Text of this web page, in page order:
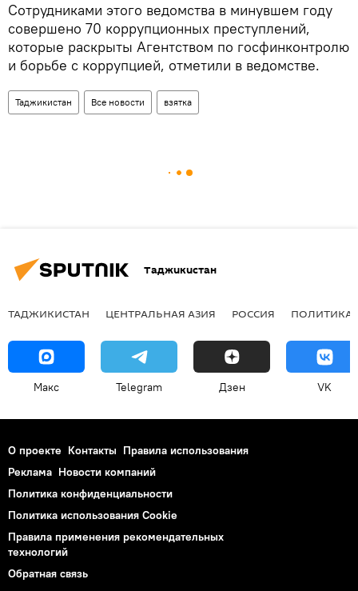
Сотрудниками этого ведомства в минувшем году
совершено 70 коррупционных преступлений,
которые раскрыты Агентством по госфинконтролю
и борьбе с коррупцией, отметили в ведомстве.
Таджикистан Все новости взятка
Таджикистан
ТАДЖИКИСТАН ЦЕНТРАЛЬНАЯ АЗИЯ РОССИЯ ПОЛИТИКА
Макс Telegram Дзен VK
О проекте Контакты Правила использования
Реклама Новости компаний
Политика конфиденциальности
Политика использования Cookie
Правила применения рекомендательных
технологий
Обратная связь